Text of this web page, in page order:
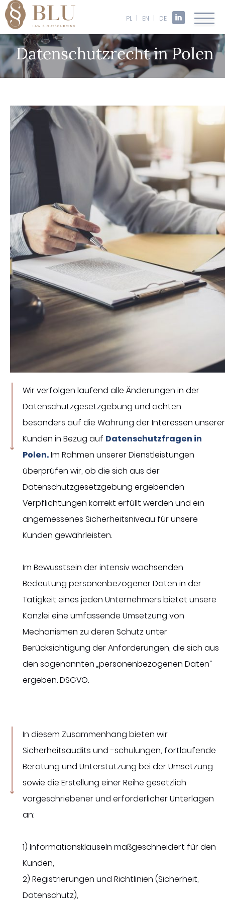
PL EN DE
Datenschutzrecht in Polen
Wir verfolgen laufend alle Änderungen in der
Datenschutzgesetzgebung und achten
besonders auf die Wahrung der Interessen unserer
Kunden in Bezug auf Datenschutzfragen in
Polen.Im Rahmen unserer Dienstleistungen
überprüfen wir, ob die sich aus der
Datenschutzgesetzgebung ergebenden
Verpflichtungen korrekt erfüllt werden und ein
angemessenes Sicherheitsniveau für unsere
Kunden gewährleisten.
Im Bewusstsein der intensiv wachsenden
Bedeutung personenbezogener Daten in der
Tätigkeit eines jeden Unternehmers bietet unsere
Kanzlei eine umfassende Umsetzung von
Mechanismen zu deren Schutz unter
Berücksichtigung der Anforderungen, die sich aus
den sogenannten „personenbezogenen Daten“
ergeben. DSGVO.
In diesem Zusammenhang bieten wir
Sicherheitsaudits und -schulungen, fortlaufende
Beratung und Unterstützung bei der Umsetzung
sowie die Erstellung einer Reihe gesetzlich
vorgeschriebener und erforderlicher Unterlagen
an:
1) Informationsklauseln maßgeschneidert für den
Kunden,
2) Registrierungen und Richtlinien (Sicherheit,
Datenschutz),